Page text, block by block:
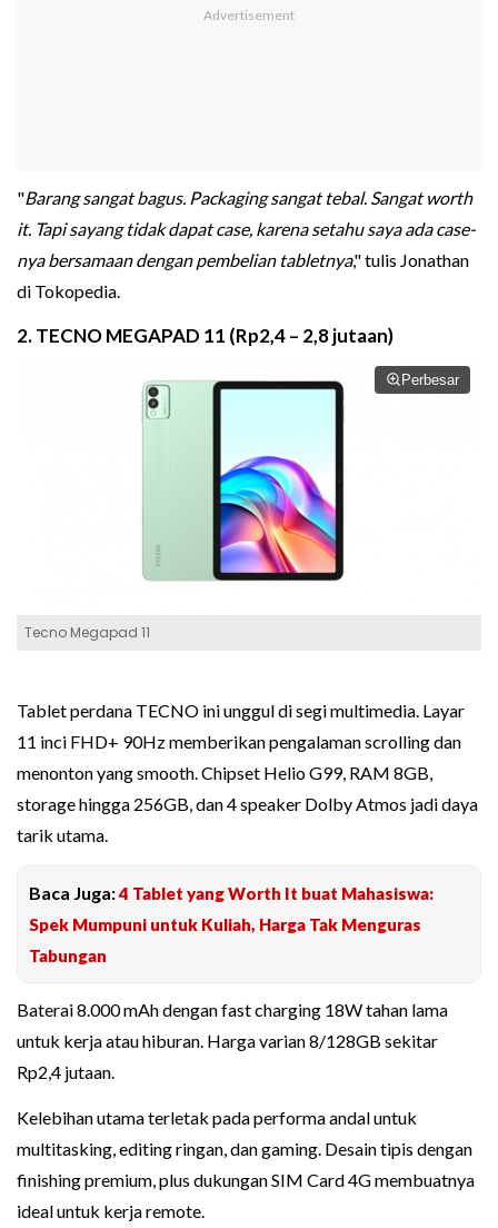
"Barang sangat bagus. Packaging sangat tebal. Sangat worth
it. Tapi sayang tidak dapat case, karena setahu saya ada case-
nya bersamaan dengan pembelian tabletnya," tulis Jonathan
di Tokopedia.
2. TECNO MEGAPAD 11 (Rp2,4 – 2,8 jutaan)
Perbesar
Tecno Megapad 11
Tablet perdana TECNO ini unggul di segi multimedia. Layar
11 inci FHD+ 90Hz memberikan pengalaman scrolling dan
menonton yang smooth. Chipset Helio G99, RAM 8GB,
storage hingga 256GB, dan 4 speaker Dolby Atmos jadi daya
tarik utama.
Baca Juga:4 Tablet yang Worth It buat Mahasiswa:
Spek Mumpuni untuk Kuliah, Harga Tak Menguras
Tabungan
Baterai 8.000 mAh dengan fast charging 18W tahan lama
untuk kerja atau hiburan. Harga varian 8/128GB sekitar
Rp2,4 jutaan.
Kelebihan utama terletak pada performa andal untuk
multitasking, editing ringan, dan gaming. Desain tipis dengan
finishing premium, plus dukungan SIM Card 4G membuatnya
ideal untuk kerja remote.